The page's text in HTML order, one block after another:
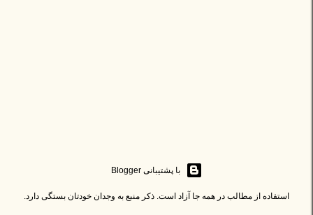
‏با پشتیبانی Blogger
استفاده از مطالب در همه جا آزاد است. ذکر منبع به وجدان خودتان بستگی دارد.